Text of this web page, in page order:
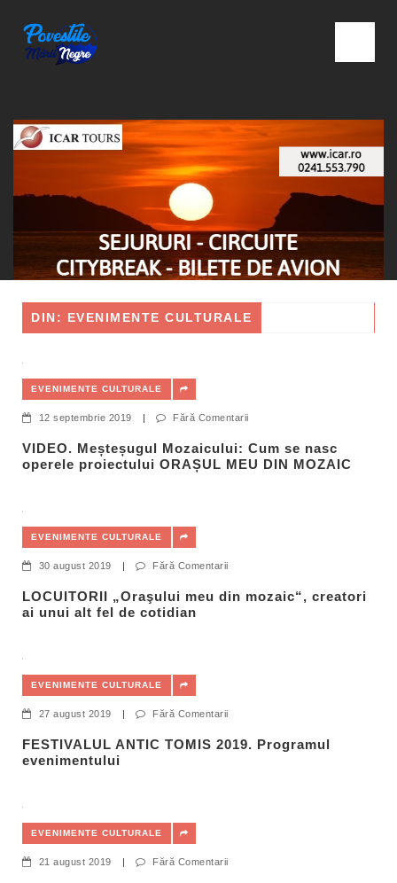
DIN: EVENIMENTE CULTURALE
EVENIMENTE CULTURALE
12 septembrie 2019 | Fără Comentarii
VIDEO. Meșteșugul Mozaicului: Cum se nasc
operele proiectului ORAȘUL MEU DIN MOZAIC
EVENIMENTE CULTURALE
30 august 2019 | Fără Comentarii
LOCUITORII „Oraşului meu din mozaic“, creatori
ai unui alt fel de cotidian
EVENIMENTE CULTURALE
27 august 2019 | Fără Comentarii
FESTIVALUL ANTIC TOMIS 2019. Programul
evenimentului
EVENIMENTE CULTURALE
21 august 2019 | Fără Comentarii